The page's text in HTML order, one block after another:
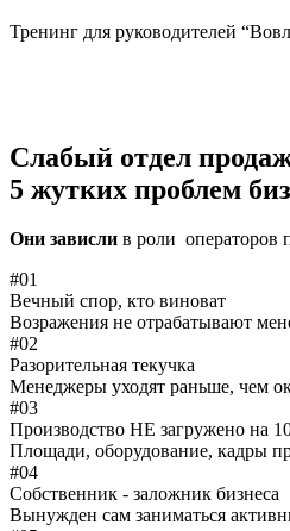
Тренинг для руководителей
Слабый отдел
5 жутких проблем
Они зависли в роли операторов
#01
Вечный спор, кто виноват
Возражения не отрабатывают
#02
Разорительная текучка
Менеджеры уходят раньше, чем
#03
Производство НЕ загружено на
Площади, оборудование, кадры
#04
Собственник - заложник бизнеса
Вынужден сам заниматься